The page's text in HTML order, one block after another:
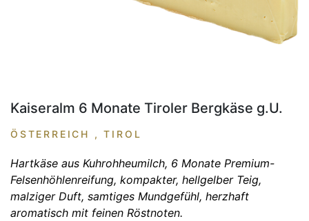
Kaiseralm 6 Monate Tiroler Bergkäse g.U.
ÖSTERREICH , TIROL
Hartkäse aus Kuhrohheumilch, 6 Monate Premium-
Felsenhöhlenreifung, kompakter, hellgelber Teig,
malziger Duft, samtiges Mundgefühl, herzhaft
aromatisch mit feinen Röstnoten.